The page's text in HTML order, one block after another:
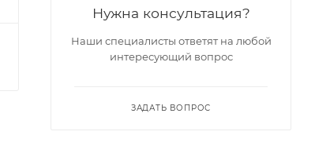
Нужна консультация?
Наши специалисты ответят на любой
интересующий вопрос
ЗАДАТЬ ВОПРОС